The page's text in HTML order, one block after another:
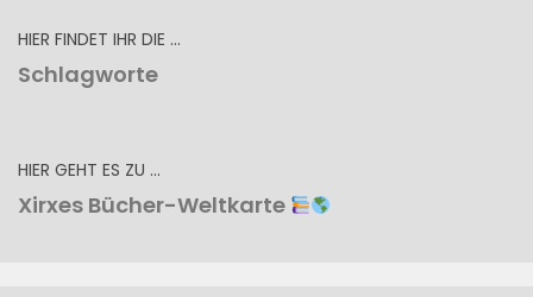
HIER FINDET IHR DIE …
Schlagworte
HIER GEHT ES ZU …
Xirxes Bücher-Weltkarte